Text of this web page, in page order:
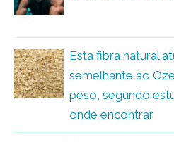
Esta fibra natural
semelhante ao
peso, segundo
onde encontrar